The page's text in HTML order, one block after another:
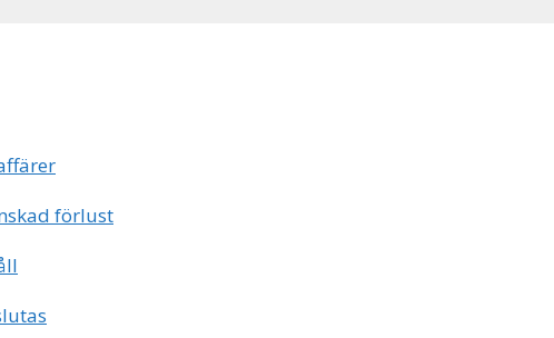
förlust